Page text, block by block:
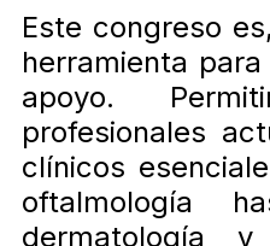
Este congreso
herramienta
apoyo.
profesionales
clínicos
oftalmología
dermatología y